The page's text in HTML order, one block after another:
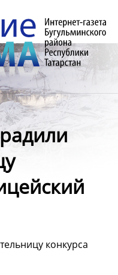
конкурса